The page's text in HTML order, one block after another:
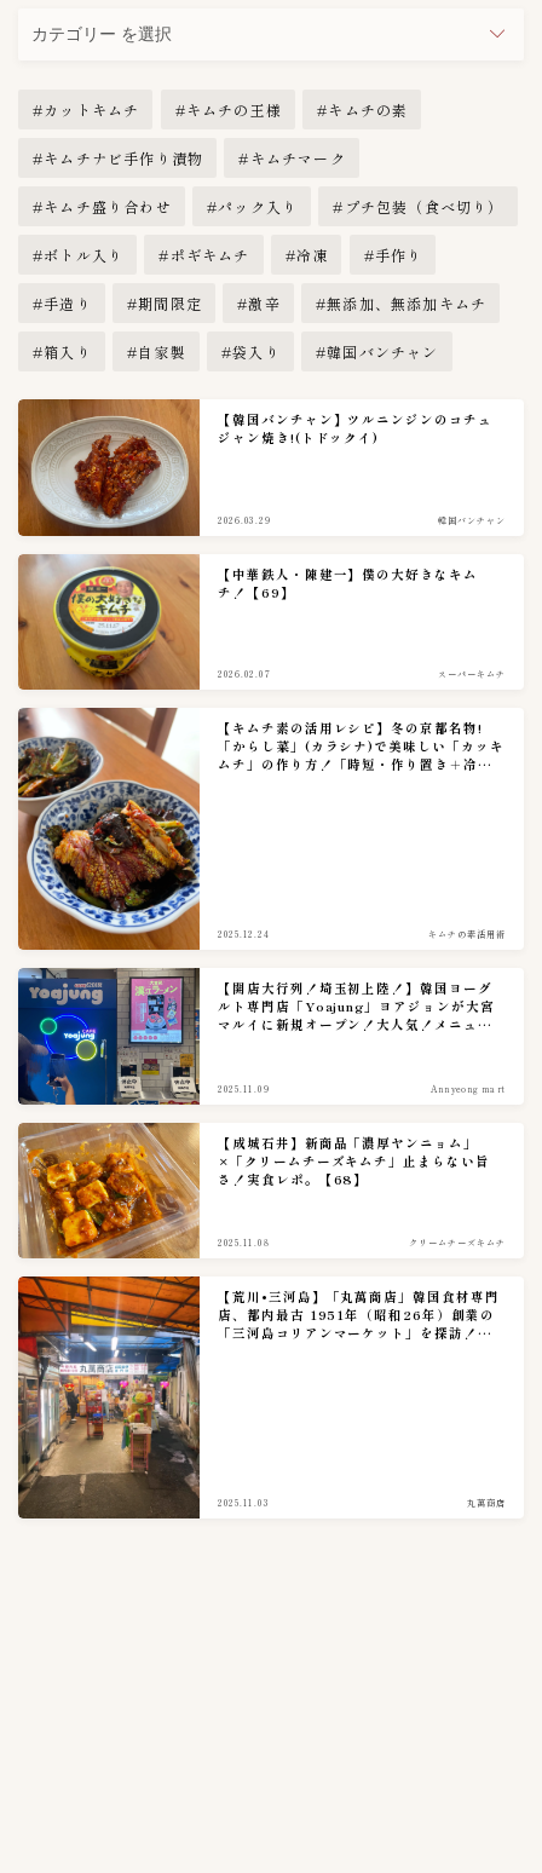
専門店探訪
未分類 41
李朝園 0
インドネシア
ベトナム 2
国産 45
韓国 19
種類 70
えんがわキムチ 1
くらげキムチ
ごぼうキムチ
やまいもキムチ
らっきょうキムチ
れんこんキムチ
イイダコキムチ 1
イカキムチ 2
カクテキ 11
クリームチーズキムチ
コトルペギキムチ
シルビキムチ(激辛) 1
ドラジキムチ(桔梗) 1
ニラキムチ 1
ネギキムチ 7
ポッサムキムチ 1
ヨルムキムチ 1
割り干し大根キムチ
明太ムシリ漬 0
梅干しキムチ 2
水キムチ 1
海鮮キムチ 3
生青唐辛子味噌漬け
白菜キムチ 38
胡瓜キムチ
青唐辛子味噌漬け
リ
ー
カットキムチ キムチの王様 キムチの素
キムチナビ手作り漬物 キムチマーク
キムチ盛り合わせ パック入り プチ包装（食べ切り）
ボトル入り ポギキムチ 冷凍 手作り
手造り 期間限定 激辛 無添加、無添加キムチ
箱入り 自家製 袋入り 韓国バンチャン
【韓国バンチャン】ツルニンジンのコチュ
ジャン焼き!(トドックイ)
2026.03.29 韓国バンチャン
【中華鉄人・陳建一】僕の大好きなキム
チ！【69】
2026.02.07 スーパーキムチ
【キムチ素の活用レシピ】冬の京都名物!
「からし菜」(カラシナ)で美味しい「カッキ
ムチ」の作り方！「時短・作り置き＋冷蔵
2025.12.24 キムチの素活用術
【開店大行列！埼玉初上陸！】韓国ヨーグ
ルト専門店「Yoajung」ヨアジョンが大宮
マルイに新規オープン！大人気！メニュー
2025.11.09 Annyeong mart
【成城石井】新商品「濃厚ヤンニョム」
×「クリームチーズキムチ」止まらない旨
さ！実食レポ。【68】
2025.11.08 クリームチーズキムチ
【荒川•三河島】「丸萬商店」韓国食材専門
店、都内最古 1951年（昭和26年）創業の
「三河島コリアンマーケット」を探訪！実
2025.11.03 丸萬商店